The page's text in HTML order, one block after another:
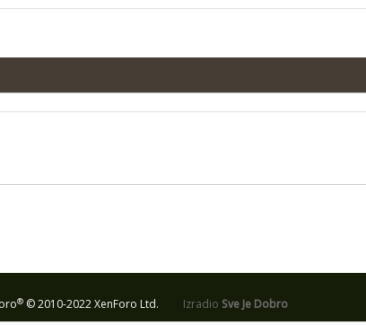
® © 2010-2022 XenForo Ltd. Izradio Sve Je Dobro